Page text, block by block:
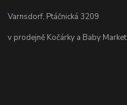
Varnsdorf, Ptáčnická 3209
v prodejně Kočárky a Baby Market